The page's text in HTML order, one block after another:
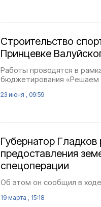
Строительство
Принцевке
Работы проводятся в
бюджетирования «Решаем
23 июня , 09:59
Губернатор
предоставления
спецоперации
Об этом он сообщил в
19 марта , 15:18